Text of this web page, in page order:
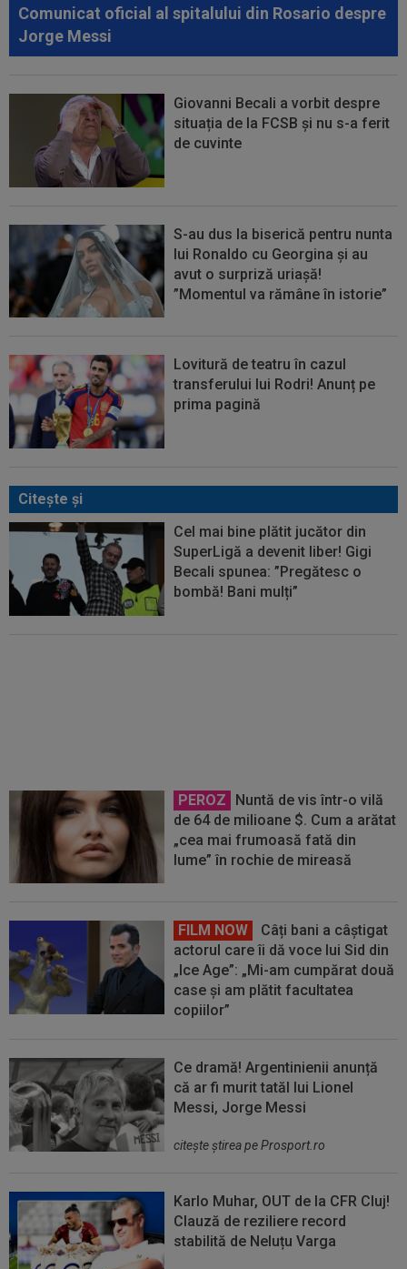
Comunicat oficial al spitalului din Rosario despre
Jorge Messi
Giovanni Becali a vorbit despre
situația de la FCSB și nu s-a ferit
de cuvinte
S-au dus la biserică pentru nunta
lui Ronaldo cu Georgina și au
avut o surpriză uriașă!
”Momentul va rămâne în istorie”
Lovitură de teatru în cazul
transferului lui Rodri! Anunț pe
prima pagină
Citeşte şi
Cel mai bine plătit jucător din
SuperLigă a devenit liber! Gigi
Becali spunea: ”Pregătesc o
bombă! Bani mulți”
PEROZ
Nuntă de vis într-o vilă
de 64 de milioane $. Cum a arătat
„cea mai frumoasă fată din
lume” în rochie de mireasă
FILM NOW
Câți bani a câștigat
actorul care îi dă voce lui Sid din
„Ice Age”: „Mi-am cumpărat două
case și am plătit facultatea
copiilor”
Ce dramă! Argentinienii anunță
că ar fi murit tatăl lui Lionel
Messi, Jorge Messi
citeşte ştirea pe Prosport.ro
Karlo Muhar, OUT de la CFR Cluj!
Clauză de reziliere record
stabilită de Neluțu Varga